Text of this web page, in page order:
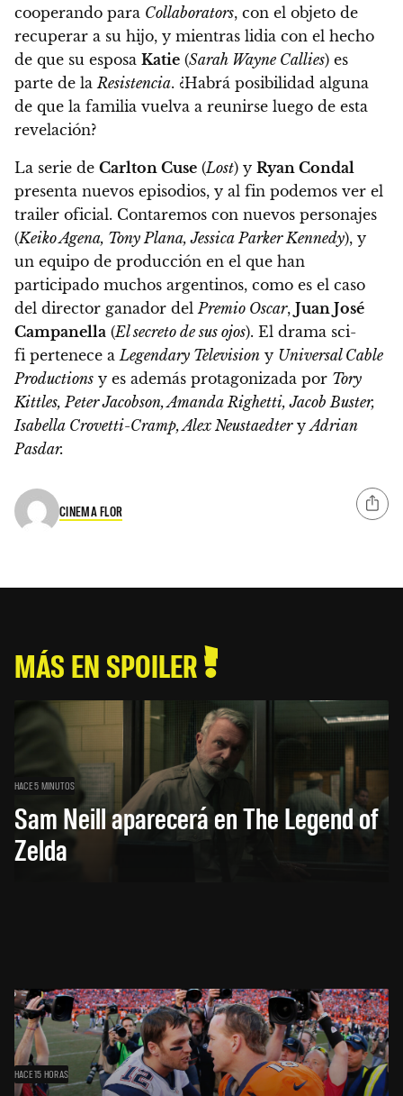
cooperando para Collaborators, con el objeto de
recuperar a su hijo, y mientras lidia con el hecho
de que su esposa Katie (Sarah Wayne Callies) es
parte de laResistencia. ¿Habrá posibilidad alguna
de que la familia vuelva a reunirse luego de esta
revelación?
La serie de Carlton Cuse (Lost) y Ryan Condal
presenta nuevos episodios, y al fin podemos ver el
trailer oficial. Contaremos con nuevos personajes
(Keiko Agena, Tony Plana, Jessica Parker Kennedy), y
un equipo de producción en el que han
participado muchos argentinos, como es el caso
del director ganador delPremio Oscar, Juan José
Campanella (El secreto de sus ojos). El drama sci-
fi pertenece aLegendary Television y Universal Cable
Productions y es además protagonizada por Tory
Kittles, Peter Jacobson, Amanda Righetti, Jacob Buster,
Isabella Crovetti-Cramp, Alex NeustaedteryAdrian
Pasdar.
CINEMA FLOR
MÁS EN SPOILER
HACE 5 MINUTOS
Sam Neill aparecerá en The Legend of
Zelda
HACE 15 HORAS